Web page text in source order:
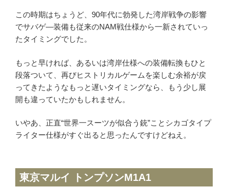
かんたんLINE相談
お申込みフォーム
この時期はちょうど、90年代に勃発した湾岸戦争の影響
でサバゲ―装備も従来のNAM戦仕様から一新されていっ
たタイミングでした。
もっと早ければ、あるいは湾岸仕様への装備転換もひと
段落ついて、再びヒストリカルゲームを楽しむ余裕が戻
ってきたようなもっと遅いタイミングなら、もう少し展
開も違っていたかもしれません。
いやあ、正直“世界一スーツが似合う銃”ことシカゴタイプ
ライター仕様がすぐ出ると思ったんですけどねえ。
東京マルイ トンプソンM1A1